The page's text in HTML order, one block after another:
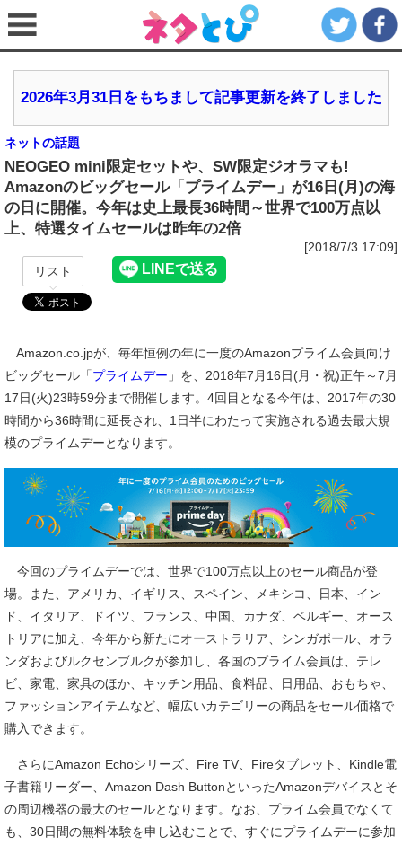
2026年3月31日をもちまして記事更新を終了しました
ネットの話題
NEOGEO mini限定セットや、SW限定ジオラマも!
Amazonのビッグセール「プライムデー」が16日(月)の海
の日に開催。今年は史上最長36時間～世界で100万点以
上、特選タイムセールは昨年の2倍
[2018/7/3 17:09]
リスト
Amazon.co.jpが、毎年恒例の年に一度のAmazonプライム会員向け
ビッグセール「プライムデー 」を、2018年7月16日(月・祝)正午～7月
17日(火)23時59分まで開催します。4回目となる今年は、2017年の30
時間から36時間に延長され、1日半にわたって実施される過去最大規
模のプライムデーとなります。
今回のプライムデーでは、世界で100万点以上のセール商品が登
場。また、アメリカ、イギリス、スペイン、メキシコ、日本、イン
ド、イタリア、ドイツ、フランス、中国、カナダ、ベルギー、オース
トリアに加え、今年から新たにオーストラリア、シンガポール、オラ
ンダおよびルクセンブルクが参加し、各国のプライム会員は、テレ
ビ、家電、家具のほか、キッチン用品、食料品、日用品、おもちゃ、
ファッションアイテムなど、幅広いカテゴリーの商品をセール価格で
購入できます。
さらにAmazon Echoシリーズ、Fire TV、Fireタブレット、Kindle電
子書籍リーダー、Amazon Dash ButtonといったAmazonデバイスとそ
の周辺機器の最大のセールとなります。なお、プライム会員でなくて
も、30日間の無料体験を申し込むことで、すぐにプライムデーに参加